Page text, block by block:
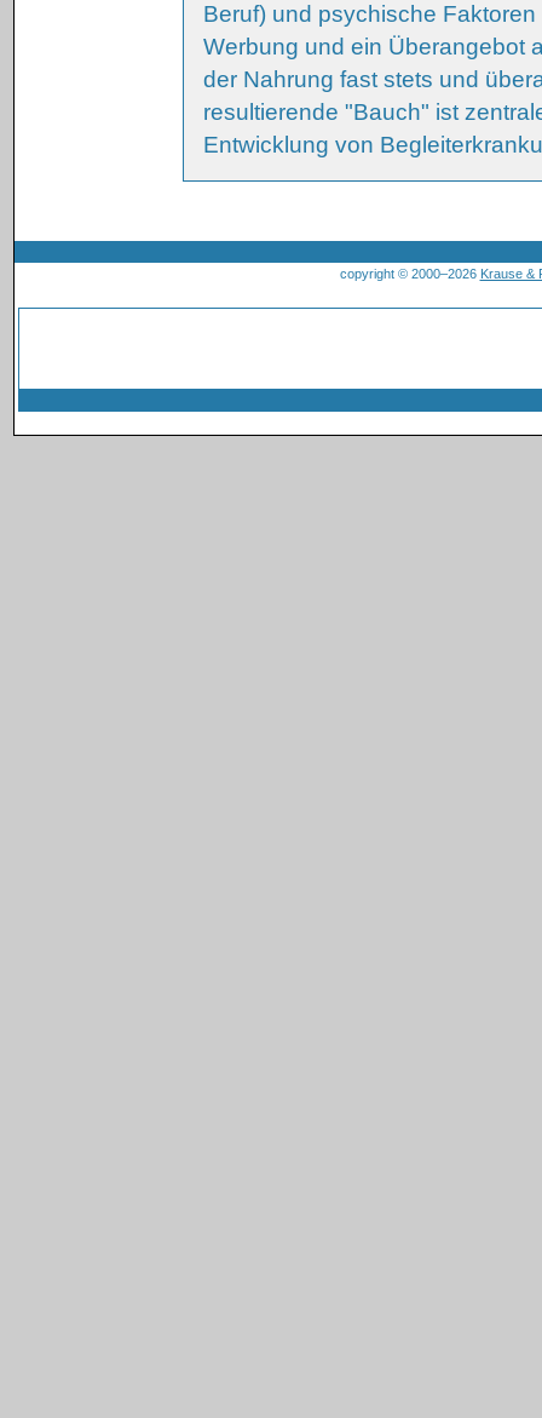
Beruf) und psychische
Werbung und ein Überangebot
der Nahrung fast stets und
resultierende "Bauch" ist
Entwicklung von
copyright © 2000–2026 Krause &